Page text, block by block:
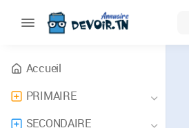
Accueil
PRIMAIRE
SECONDAIRE